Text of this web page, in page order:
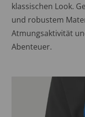
klassischen Look.
und robustem
Atmungsaktivität
Abenteuer.